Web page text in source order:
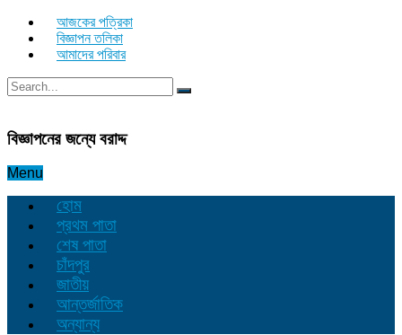
আজকের পত্রিকা
বিজ্ঞাপন তলিকা
আমাদের পরিবার
বিজ্ঞাপনের জন্যে বরাদ্দ
Menu
হোম
প্রথম পাতা
শেষ পাতা
চাঁদপুর
জাতীয়
আন্তর্জাতিক
অন্যান্য